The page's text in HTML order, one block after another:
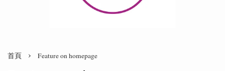
首頁 › Feature on homepage